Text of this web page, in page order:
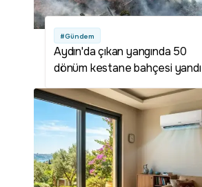
#Gündem
Aydın'da çıkan yangında 50
dönüm kestane bahçesi yandı